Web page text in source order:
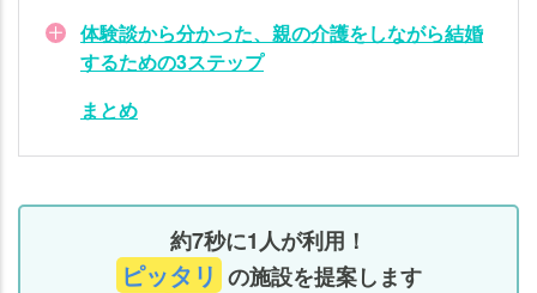
体験談から分かった、親の介護をしながら結婚
するための3ステップ
まとめ
約7秒に1人が利用！
ピッタリ の施設を提案します
ま
め